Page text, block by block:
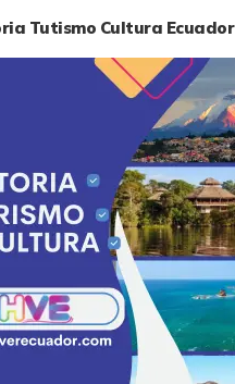
Tutismo Cultura Ecuador